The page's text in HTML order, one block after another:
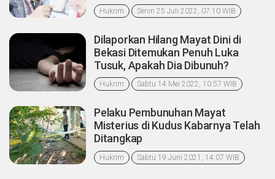
Hukrim Senin 25 Juli 2022, 07:10 WIB
Dilaporkan Hilang Mayat Dini di
Bekasi Ditemukan Penuh Luka
Tusuk, Apakah Dia Dibunuh?
Hukrim Sabtu 14 Mei 2022, 10:57 WIB
Pelaku Pembunuhan Mayat
Misterius di Kudus Kabarnya Telah
Ditangkap
Hukrim Sabtu 19 Juni 2021, 14:07 WIB